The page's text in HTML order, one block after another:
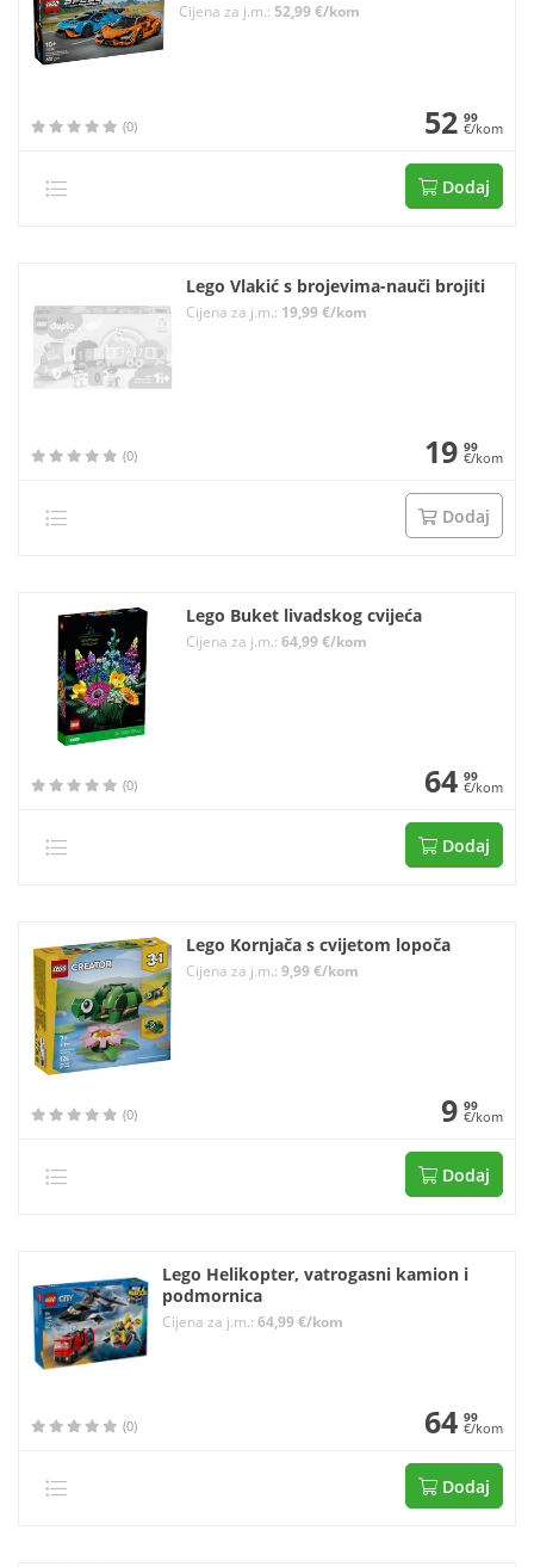
Cijena za j.m.: 52,99 €/kom
(0) 52 99
€/kom
Dodaj
Lego Vlakić s brojevima-nauči brojiti
Cijena za j.m.: 19,99 €/kom
(0) 19 99
€/kom
Dodaj
Lego Buket livadskog cvijeća
Cijena za j.m.: 64,99 €/kom
(0) 64 99
€/kom
Dodaj
Lego Kornjača s cvijetom lopoča
Cijena za j.m.: 9,99 €/kom
(0) 9 99
€/kom
Dodaj
Lego Helikopter, vatrogasni kamion i
podmornica
Cijena za j.m.: 64,99 €/kom
(0) 64 99
€/kom
Dodaj